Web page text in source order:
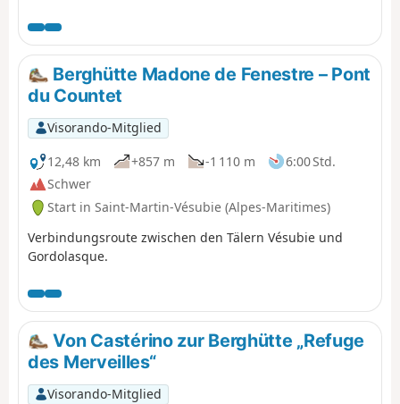
Berghütte Madone de Fenestre – Pont
du Countet
Visorando-Mitglied
12,48 km
+857 m -1 110 m
6:00 Std.
Schwer
Start in Saint-Martin-Vésubie (Alpes-Maritimes)
Verbindungsroute zwischen den Tälern Vésubie und
Gordolasque.
Von Castérino zur Berghütte „Refuge
des Merveilles“
Visorando-Mitglied